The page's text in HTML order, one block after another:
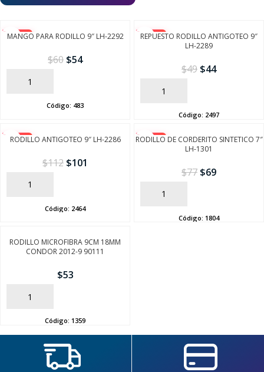
-10%
MANGO PARA RODILLO 9″ LH-2292
$60 $54
AÑADIR
Código: 483
-10%
REPUESTO RODILLO ANTIGOTEO 9″
LH-2289
$49 $44
AÑADIR
Código: 2497
-10%
RODILLO ANTIGOTEO 9″ LH-2286
$112 $101
AÑADIR
Código: 2464
-10%
RODILLO DE CORDERITO SINTETICO 7″
LH-1301
$77 $69
AÑADIR
Código: 1804
RODILLO MICROFIBRA 9CM 18MM
CONDOR 2012-9 90111
$53
AÑADIR
Código: 1359